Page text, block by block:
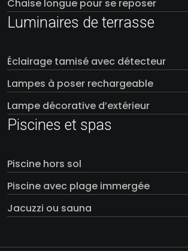
Chaise longue pour se reposer
Luminaires de terrasse
Éclairage tamisé avec détecteur
Lampes à poser rechargeable
Lampe décorative d’extérieur
Piscines et spas
Piscine hors sol
Piscine avec plage immergée
Jacuzzi ou sauna